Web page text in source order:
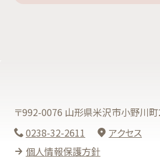
〒992-0076 山形県米沢市小野川
0238-32-2611
アクセス
個人情報保護方針